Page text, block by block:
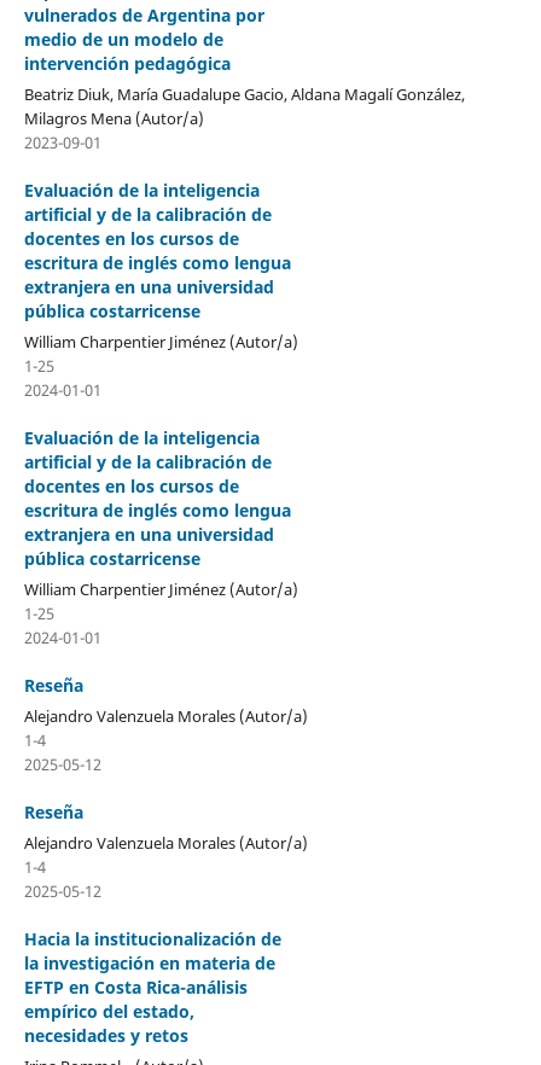
vulnerados de Argentina por
medio de un modelo de
intervención pedagógica
Beatriz Diuk, María Guadalupe Gacio, Aldana Magalí González,
Milagros Mena (Autor/a)
2023-09-01
Evaluación de la inteligencia
artificial y de la calibración de
docentes en los cursos de
escritura de inglés como lengua
extranjera en una universidad
pública costarricense
William Charpentier Jiménez (Autor/a)
1-25
2024-01-01
Evaluación de la inteligencia
artificial y de la calibración de
docentes en los cursos de
escritura de inglés como lengua
extranjera en una universidad
pública costarricense
William Charpentier Jiménez (Autor/a)
1-25
2024-01-01
Reseña
Alejandro Valenzuela Morales (Autor/a)
1-4
2025-05-12
Reseña
Alejandro Valenzuela Morales (Autor/a)
1-4
2025-05-12
Hacia la institucionalización de
la investigación en materia de
EFTP en Costa Rica-análisis
empírico del estado,
necesidades y retos